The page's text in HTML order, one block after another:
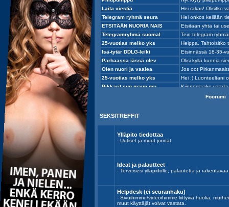
Foorumi
SEKSITREFFIT
Ylläpito tiedottaa
- Uutiset ja muut jorinat
Ideat ja palautteet
- Terveisesi ylläpidolle, palautetta ja rakentavaa
Helpdesk (ei seuranhaku)
- Sivuihimme/videoihimme liittyviä huolia,
muut käyttäjät voivat vastata.